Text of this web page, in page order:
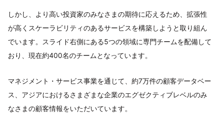
しかし、より高い投資家のみなさまの期待に応えるため、拡張性
が高くスケーラビリティのあるサービスを構築しようと取り組ん
でいます。スライド右側にある5つの領域に専門チームを配備して
おり、現在約400名のチームとなっています。
マネジメント・サービス事業を通じて、約7万件の顧客データベー
ス、アジアにおけるさまざまな企業のエグゼクティブレベルのみ
なさまの顧客情報をいただいています。